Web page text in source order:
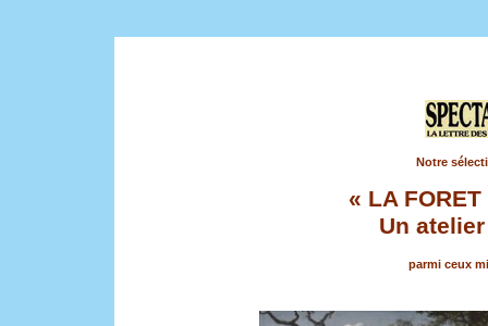
Notre
« LA
Un
parmi ceux